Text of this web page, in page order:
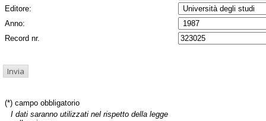
Editore:
Anno:
Record nr.
(*) campo obbligatorio
I dati saranno utilizzati nel rispetto della legge